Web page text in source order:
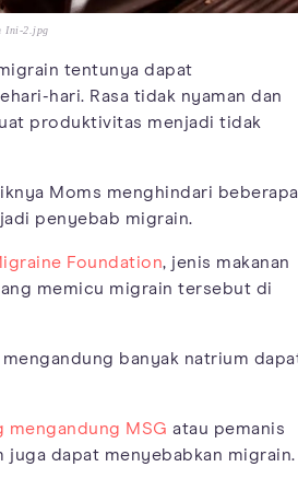
Ini-2.jpg
tentunya dapat
hari. Rasa tidak nyaman dan
produktivitas menjadi tidak
Moms menghindari beberapa
penyebab migrain.
Foundation, jenis makanan
memicu migrain tersebut di
mengandung banyak natrium
mengandung MSG atau pemanis
juga dapat menyebabkan migrain.